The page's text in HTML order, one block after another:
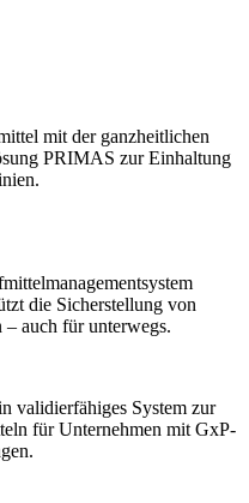
mit der ganzheitlichen
PRIMAS zur Einhaltung
die Sicherstellung von
auch für unterwegs.
validierfähiges System zur
für Unternehmen mit GxP-